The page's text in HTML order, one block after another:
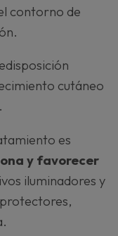
contorno de
cutáneo
es
y favorecer
iluminadores y